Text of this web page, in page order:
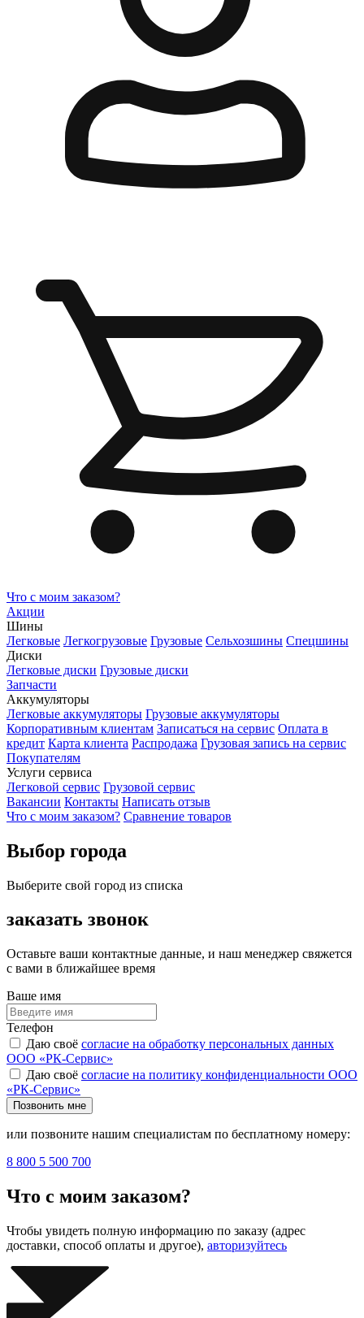
Что с моим заказом?
Акции
Шины
Легковые Легкогрузовые Грузовые Сельхозшины Спецшины
Диски
Легковые диски Грузовые диски
Запчасти
Аккумуляторы
Легковые аккумуляторы Грузовые аккумуляторы
Корпоративным клиентам Записаться на сервис Оплата в
кредит Карта клиента Распродажа Грузовая запись на сервис
Покупателям
Услуги сервиса
Легковой сервис Грузовой сервис
Вакансии Контакты Написать отзыв
Что с моим заказом? Сравнение товаров
Выбор города
Выберите свой город из списка
заказать звонок
Оставьте ваши контактные данные, и наш менеджер свяжется
с вами в ближайшее время
Ваше имя
Телефон
Даю своё согласие на обработку персональных данных
ООО «РК-Сервис»
Даю своё согласие на политику конфиденциальности ООО
«РК-Сервис»
Позвонить мне
или позвоните нашим специалистам по бесплатному номеру:
8 800 5 500 700
Что с моим заказом?
Чтобы увидеть полную информацию по заказу (адрес
доставки, способ оплаты и другое), авторизуйтесь